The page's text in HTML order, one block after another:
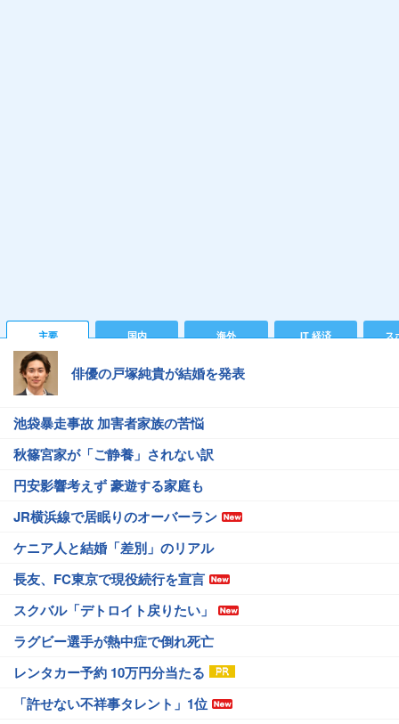
主要 国内 海外 IT 経済 ス
俳優の戸塚純貴が結婚を発表
池袋暴走事故 加害者家族の苦悩
秋篠宮家が「ご静養」されない訳
円安影響考えず 豪遊する家庭も
JR横浜線で居眠りのオーバーラン
ケニア人と結婚「差別」のリアル
長友、FC東京で現役続行を宣言
スクバル「デトロイト戻りたい」
ラグビー選手が熱中症で倒れ死亡
レンタカー予約 10万円分当たる
「許せない不祥事タレント」1位